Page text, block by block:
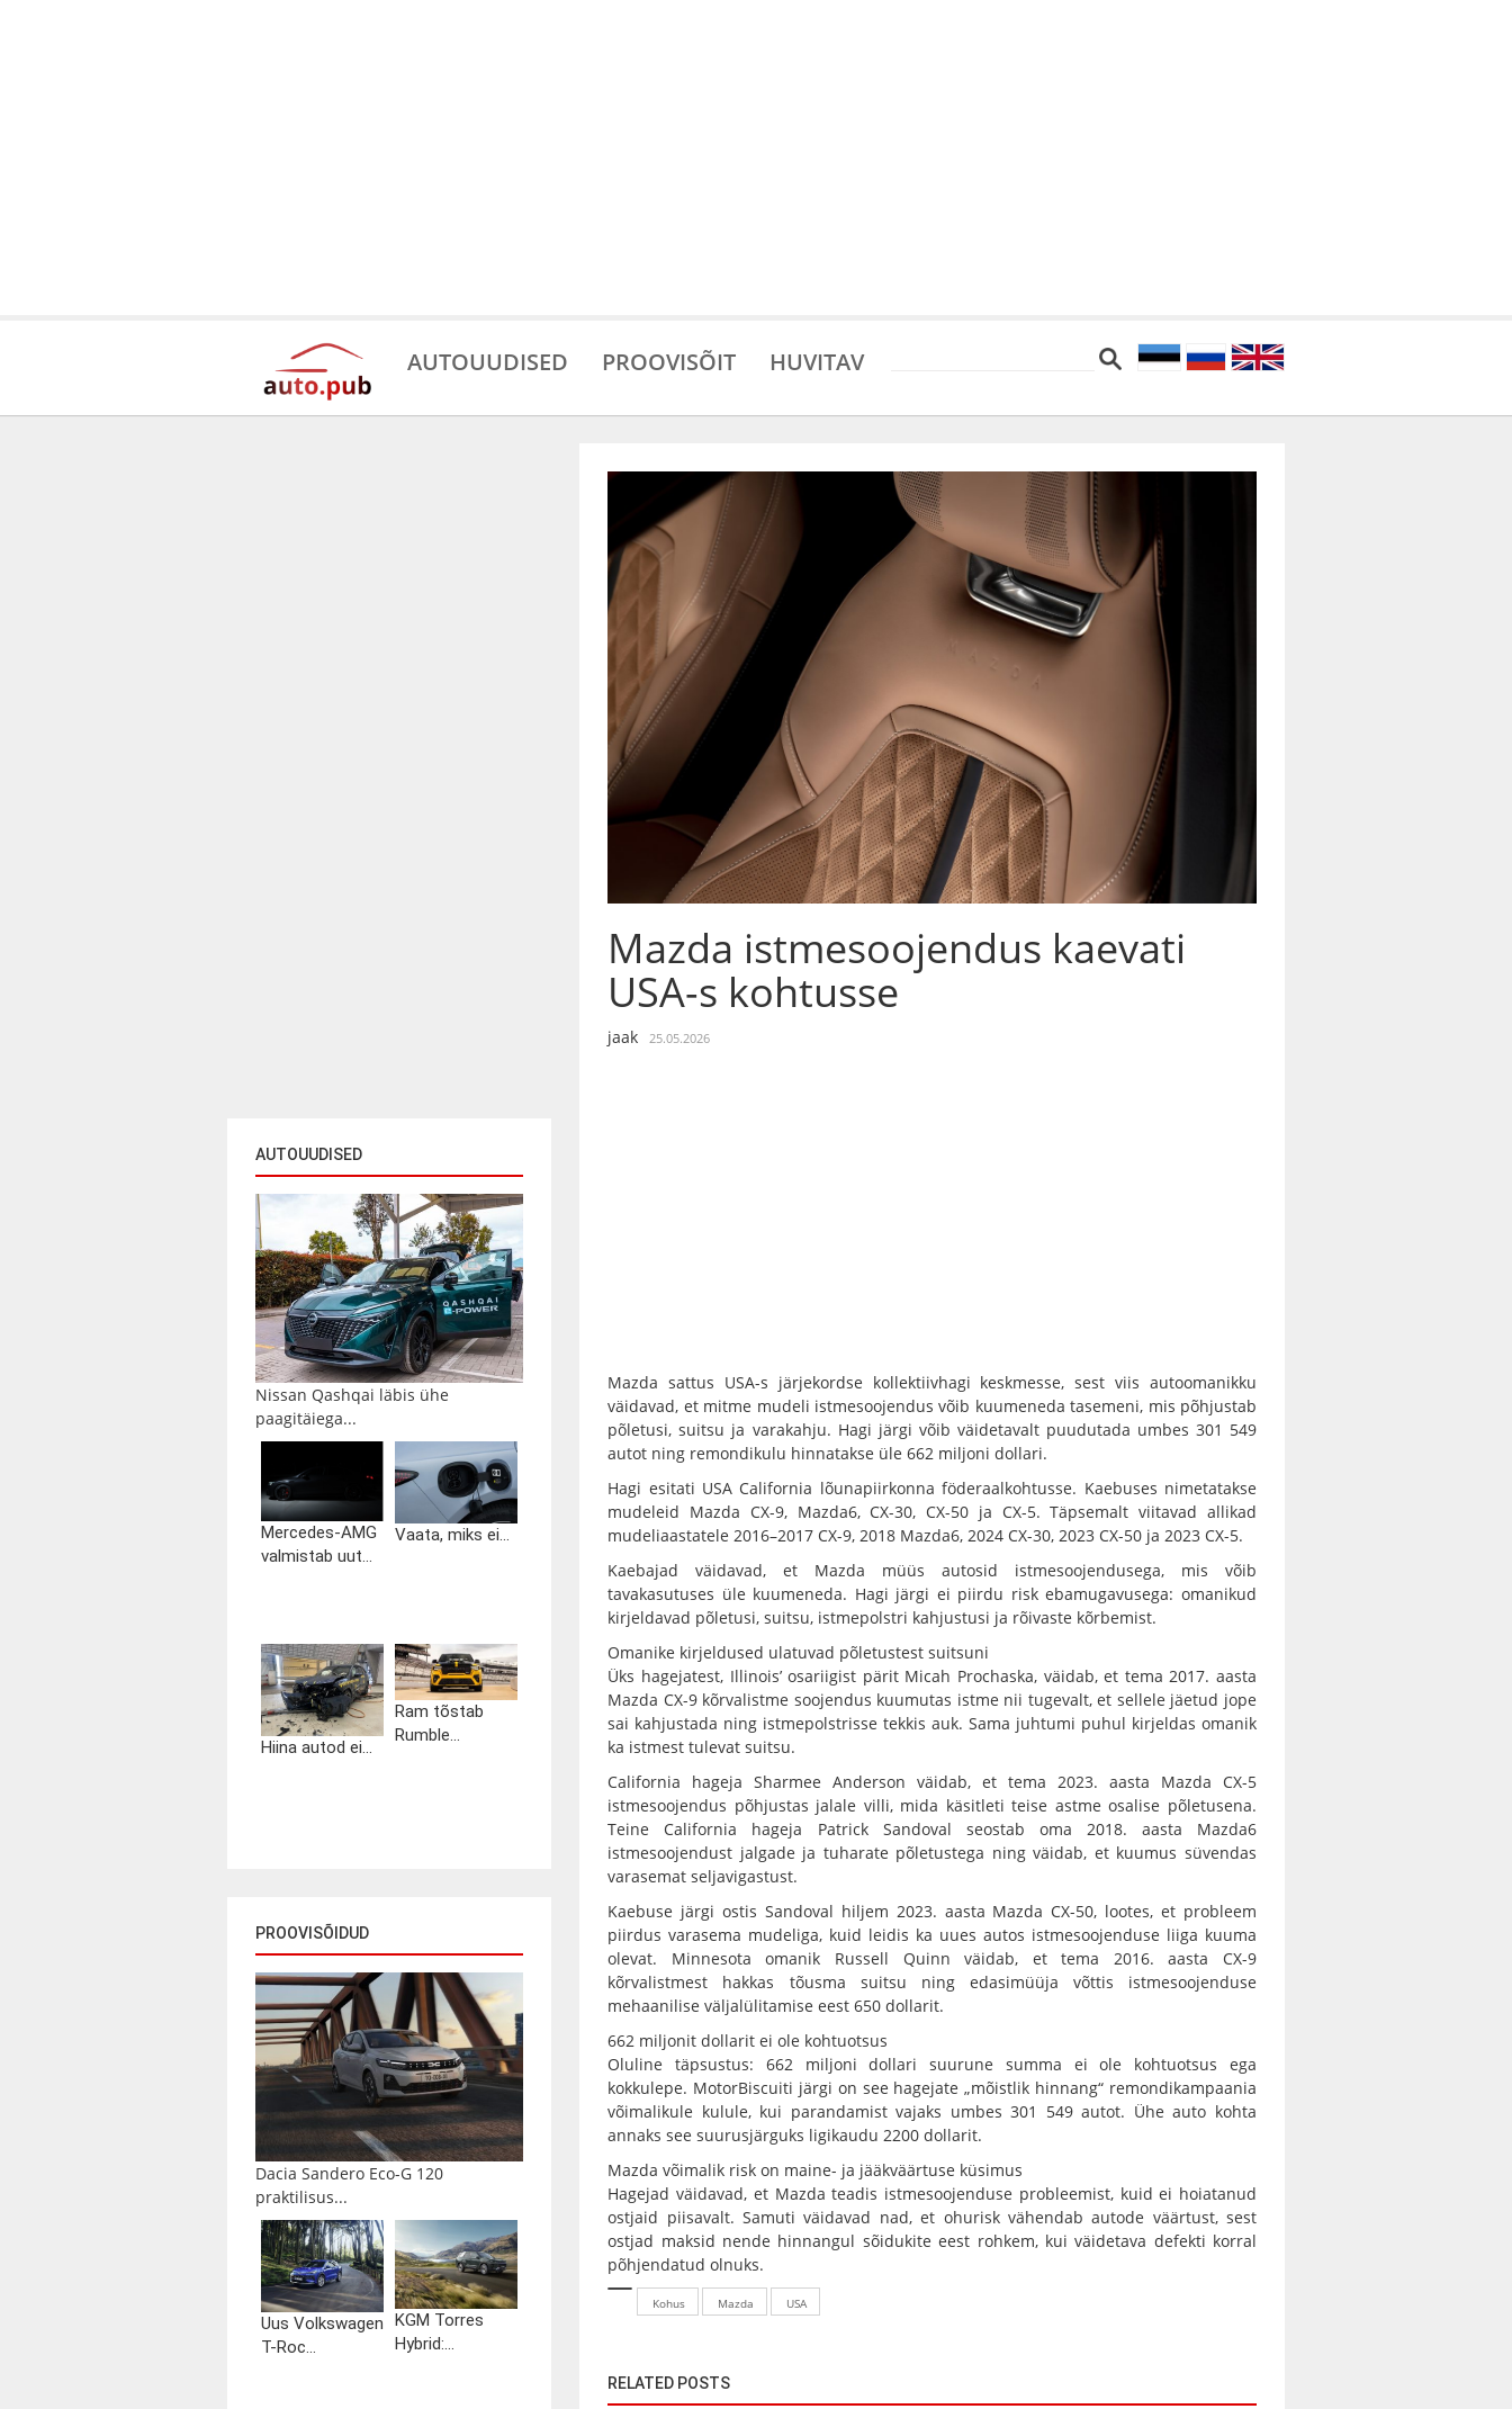
AUTOUUDISED PROOVISÕIT HUVITAV
AUTOUUDISED
Nissan Qashqai läbis ühe
paagitäiega...
Mercedes-AMG
valmistab uut...
Vaata, miks ei...
Hiina autod ei...
Ram tõstab
Rumble...
PROOVISÕIDUD
Dacia Sandero Eco-G 120
praktilisus...
Uus Volkswagen
T-Roc...
KGM Torres
Hybrid:...
Mazda istmesoojendus kaevati
USA-s kohtusse
jaak 25.05.2026
Mazda sattus USA-s järjekordse kollektiivhagi keskmesse, sest viis autoomanikku
väidavad, et mitme mudeli istmesoojendus võib kuumeneda tasemeni, mis põhjustab
põletusi, suitsu ja varakahju. Hagi järgi võib väidetavalt puudutada umbes 301 549
autot ning remondikulu hinnatakse üle 662 miljoni dollari.
Hagi esitati USA California lõunapiirkonna föderaalkohtusse. Kaebuses nimetatakse
mudeleid Mazda CX-9, Mazda6, CX-30, CX-50 ja CX-5. Täpsemalt viitavad allikad
mudeliaastatele 2016–2017 CX-9, 2018 Mazda6, 2024 CX-30, 2023 CX-50 ja 2023 CX-5.
Kaebajad väidavad, et Mazda müüs autosid istmesoojendusega, mis võib
tavakasutuses üle kuumeneda. Hagi järgi ei piirdu risk ebamugavusega: omanikud
kirjeldavad põletusi, suitsu, istmepolstri kahjustusi ja rõivaste kõrbemist.
Omanike kirjeldused ulatuvad põletustest suitsuni
Üks hagejatest, Illinois’ osariigist pärit Micah Prochaska, väidab, et tema 2017. aasta
Mazda CX-9 kõrvalistme soojendus kuumutas istme nii tugevalt, et sellele jäetud jope
sai kahjustada ning istmepolstrisse tekkis auk. Sama juhtumi puhul kirjeldas omanik
ka istmest tulevat suitsu.
California hageja Sharmee Anderson väidab, et tema 2023. aasta Mazda CX-5
istmesoojendus põhjustas jalale villi, mida käsitleti teise astme osalise põletusena.
Teine California hageja Patrick Sandoval seostab oma 2018. aasta Mazda6
istmesoojendust jalgade ja tuharate põletustega ning väidab, et kuumus süvendas
varasemat seljavigastust.
Kaebuse järgi ostis Sandoval hiljem 2023. aasta Mazda CX-50, lootes, et probleem
piirdus varasema mudeliga, kuid leidis ka uues autos istmesoojenduse liiga kuuma
olevat. Minnesota omanik Russell Quinn väidab, et tema 2016. aasta CX-9
kõrvalistmest hakkas tõusma suitsu ning edasimüüja võttis istmesoojenduse
mehaanilise väljalülitamise eest 650 dollarit.
662 miljonit dollarit ei ole kohtuotsus
Oluline täpsustus: 662 miljoni dollari suurune summa ei ole kohtuotsus ega
kokkulepe. MotorBiscuiti järgi on see hagejate „mõistlik hinnang“ remondikampaania
võimalikule kulule, kui parandamist vajaks umbes 301 549 autot. Ühe auto kohta
annaks see suurusjärguks ligikaudu 2200 dollarit.
Mazda võimalik risk on maine- ja jääkväärtuse küsimus
Hagejad väidavad, et Mazda teadis istmesoojenduse probleemist, kuid ei hoiatanud
ostjaid piisavalt. Samuti väidavad nad, et ohurisk vähendab autode väärtust, sest
ostjad maksid nende hinnangul sõidukite eest rohkem, kui väidetava defekti korral
põhjendatud olnuks.
Kohus Mazda USA
RELATED POSTS